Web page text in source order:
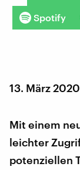
Spotify
13. März 2020
Mit einem
leichter
potenziellen